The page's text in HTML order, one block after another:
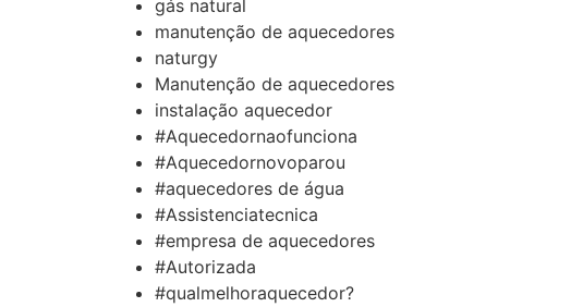
gás natural
manutenção de aquecedores
naturgy
Manutenção de aquecedores
instalação aquecedor
#Aquecedornaofunciona
#Aquecedornovoparou
#aquecedores de água
#Assistenciatecnica
#empresa de aquecedores
#Autorizada
#qualmelhoraquecedor?